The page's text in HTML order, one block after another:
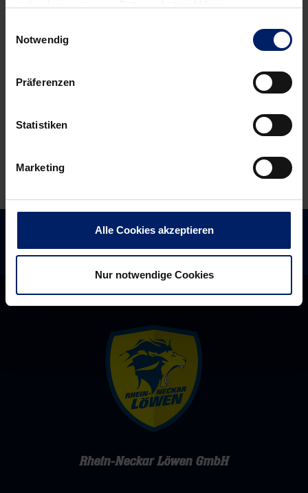
Notwendig
Präferenzen
Statistiken
Marketing
Alle Cookies akzeptieren
Nur notwendige Cookies
„Werden
„Der
Zeitpunkt,
Rhein-Neckar Löwen GmbH